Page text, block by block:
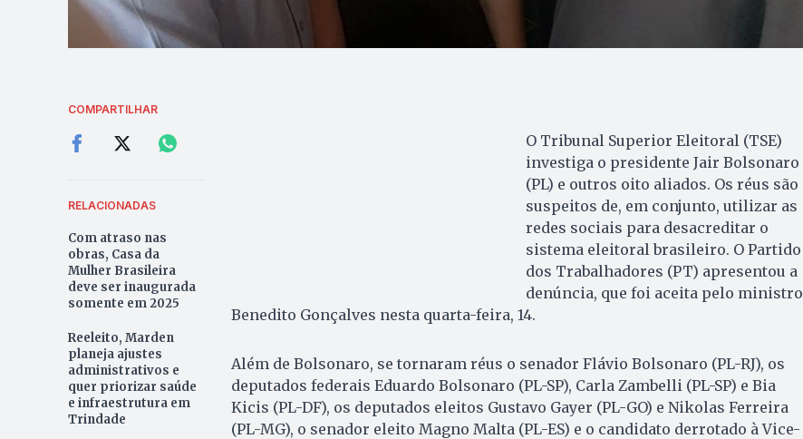
COMPARTILHAR
RELACIONADAS
Com atraso nas
obras, Casa da
Mulher Brasileira
deve ser inaugurada
somente em 2025
Reeleito, Marden
planeja ajustes
administrativos e
quer priorizar saúde
e infraestrutura em
Trindade
O Tribunal Superior Eleitoral (TSE)
investiga o presidente Jair Bolsonaro
(PL) e outros oito aliados. Os réus são
suspeitos de, em conjunto, utilizar as
redes sociais para desacreditar o
sistema eleitoral brasileiro. O Partido
dos Trabalhadores (PT) apresentou a
denúncia, que foi aceita pelo ministro
Benedito Gonçalves nesta quarta-feira, 14.
Além de Bolsonaro, se tornaram réus o senador Flávio Bolsonaro (PL-RJ), os
deputados federais Eduardo Bolsonaro (PL-SP), Carla Zambelli (PL-SP) e Bia
Kicis (PL-DF), os deputados eleitos Gustavo Gayer (PL-GO) e Nikolas Ferreira
(PL-MG), o senador eleito Magno Malta (PL-ES) e o candidato derrotado à Vice-